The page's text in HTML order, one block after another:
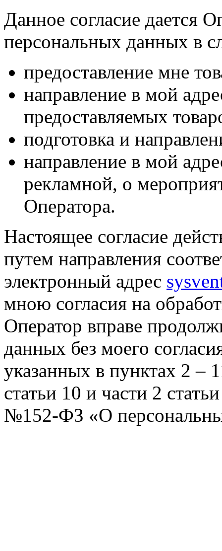
Данное согласие дается
персональных данных в
предоставление мне
направление в мой
предоставляемых
подготовка и
направление в мой
рекламной, о
Оператора.
Настоящее согласие
путем направления
электронный адрес
мною согласия на
Оператор вправе
данных без моего
указанных в пунктах 2 –
статьи 10 и части 2
№152-ФЗ «О